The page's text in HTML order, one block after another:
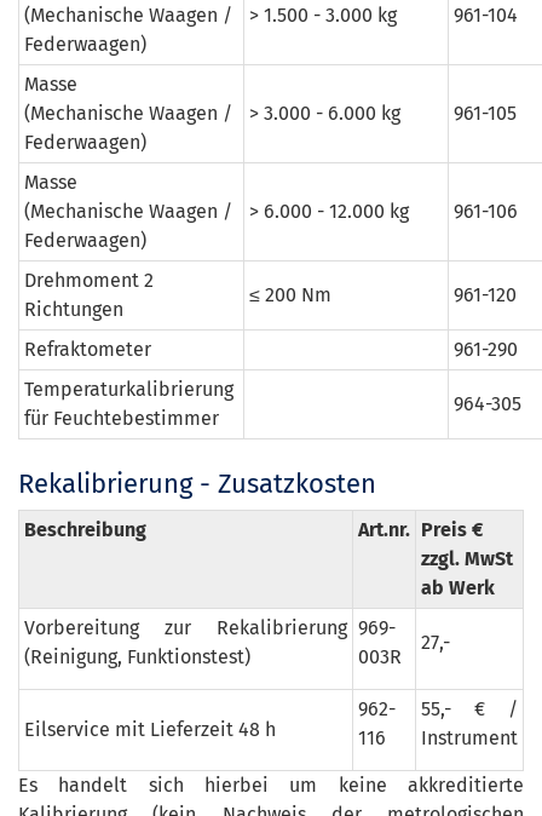
(Mechanische Waagen /
Federwaagen)
> 1.500 - 3.000 kg 961-104
Masse
(Mechanische Waagen /
Federwaagen)
> 3.000 - 6.000 kg 961-105
Masse
(Mechanische Waagen /
Federwaagen)
> 6.000 - 12.000 kg 961-106
Drehmoment 2
Richtungen
≤ 200 Nm 961-120
Refraktometer
961-290
Temperaturkalibrierung
für Feuchtebestimmer
964-305
Rekalibrierung - Zusatzkosten
Beschreibung Art.nr. Preis €
zzgl. MwSt
ab Werk
Vorbereitung zur Rekalibrierung
(Reinigung, Funktionstest)
969-
003R
27,-
Eilservice mit Lieferzeit 48 h
962-
116
55,- € /
Instrument
Es handelt sich hierbei um keine akkreditierte